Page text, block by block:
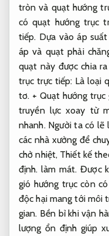
tròn và quạt hướng
có quạt hướng trục
tiếp. Dựa vào áp
áp và quạt phải
quạt này được chia
trục trực tiếp: Là loại
tơ. + Quạt hướng trục
truyền lực xoay từ
nhanh.Người ta có lẽ
các nhà xưởng để
chở nhiệt, Thiết kế
định. làm mát.Được
gió hướng trục còn
độc hại mang tới môi
gian. Bền bỉ khi vận
lượng ổn định giúp